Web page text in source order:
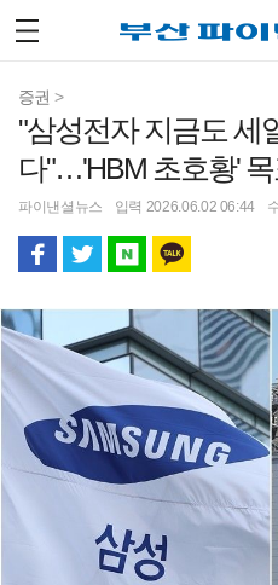
증권 >
"삼성전자 지금도 세
다"…'HBM 초호황'
파이낸셜뉴스 입력 2026.06.02 06:44